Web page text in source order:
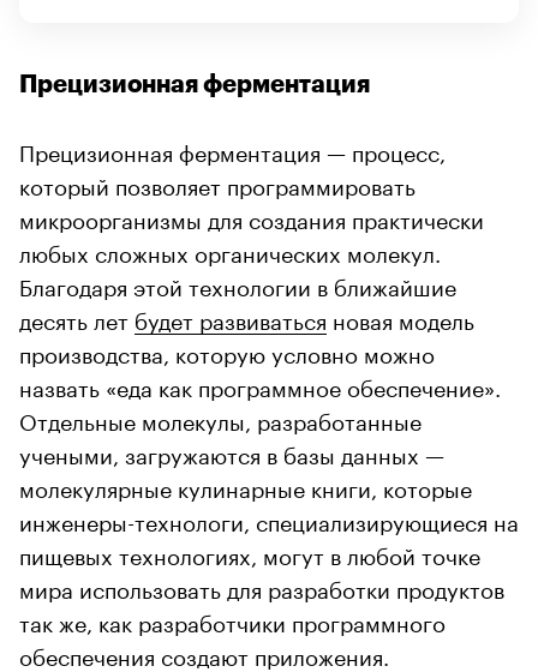
Прецизионная ферментация
Прецизионная ферментация — процесс,
который позволяет программировать
микроорганизмы для создания практически
любых сложных органических молекул.
Благодаря этой технологии в ближайшие
десять лет будет развиваться новая модель
производства, которую условно можно
назвать «еда как программное обеспечение».
Отдельные молекулы, разработанные
учеными, загружаются в базы данных —
молекулярные кулинарные книги, которые
инженеры-технологи, специализирующиеся на
пищевых технологиях, могут в любой точке
мира использовать для разработки продуктов
так же, как разработчики программного
обеспечения создают приложения.